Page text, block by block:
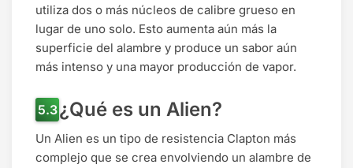
utiliza dos o más núcleos de calibre grueso en
lugar de uno solo. Esto aumenta aún más la
superficie del alambre y produce un sabor aún
más intenso y una mayor producción de vapor.
¿Qué es un Alien?
Un Alien es un tipo de resistencia Clapton más
complejo que se crea envolviendo un alambre de